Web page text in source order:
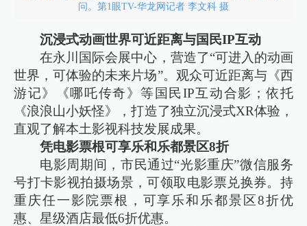
问。第1眼TV-华龙网记者 李文科 摄
沉浸式动画世界可近距离与国民IP互动
在永川国际会展中心，营造了“可进入的动画
世界，可体验的未来片场”。观众可近距离与《西
游记》《哪吒传奇》等国民IP互动合影；依托
《浪浪山小妖怪》，打造了独立沉浸式XR体验，
直观了解本土影视科技发展成果。
凭电影票根可享乐和乐都景区8折
电影周期间，市民通过“光影重庆”微信服务
号打卡影视拍摄场景，可领取电影票兑换券。持
重庆任一影院票根，可享乐和乐都景区8折优
惠、星级酒店最低6折优惠。